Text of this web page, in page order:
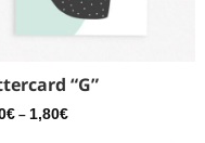
“G”
€ – 1,80€